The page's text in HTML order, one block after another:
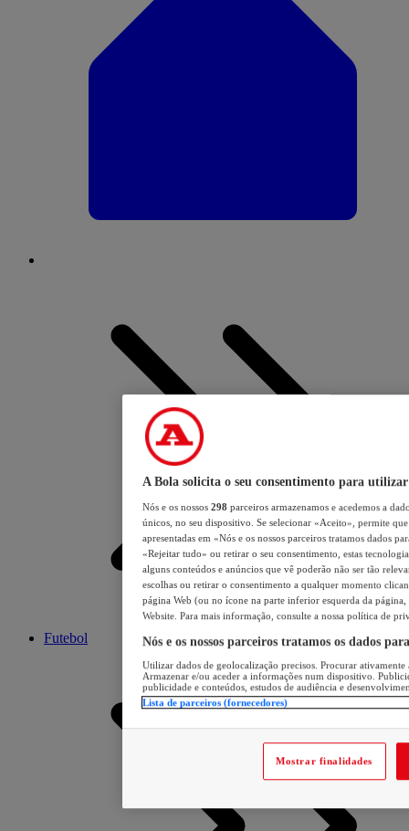
Futebol
A Bola solicita o seu consentimento para utilizar
Nós e os nossos 298 parceiros armazenamos e acedemos a
únicos, no seu dispositivo. Se selecionar «Aceito», permite
apresentadas em «Nós e os nossos parceiros tratamos dados
«Rejeitar tudo» ou retirar o seu consentimento, estas
alguns conteúdos e anúncios que vê poderão não ser tão
escolhas ou retirar o consentimento a qualquer momento
página Web (ou no ícone na parte inferior esquerda da página,
Website. Para mais informação, consulte a nossa política de
Nós e os nossos parceiros tratamos os dados
Utilizar dados de geolocalização precisos. Procurar
Armazenar e/ou aceder a informações num dispositivo.
publicidade e conteúdos, estudos de audiência e
Lista de parceiros (fornecedores)
Mostrar finalidades